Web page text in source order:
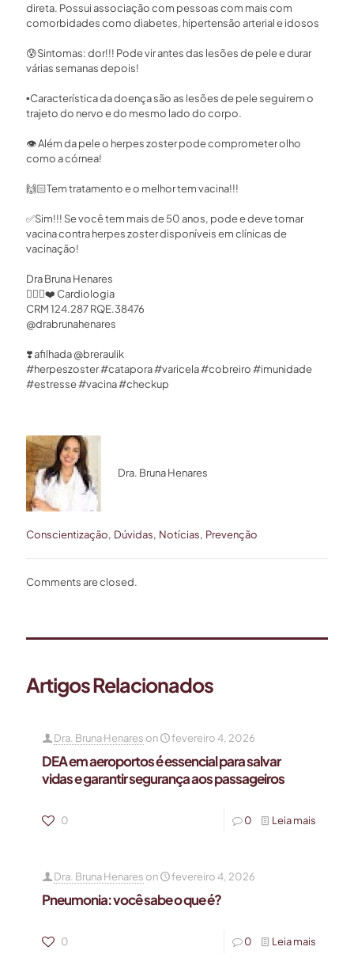
direta. Possui associação com pessoas com mais com
comorbidades como diabetes, hipertensão arterial e idosos⁣
😰Sintomas: dor!!! Pode vir antes das lesões de pele e durar
várias semanas depois!⁣
▪️Característica da doença são as lesões de pele seguirem o
trajeto do nervo e do mesmo lado do corpo. ⁣
👁 Além da pele o herpes zoster pode comprometer olho
como a córnea!⁣
🙌🏻Tem tratamento e o melhor tem vacina!!!⁣
✅Sim!!! Se você tem mais de 50 anos, pode e deve tomar
vacina contra herpes zoster disponíveis em clínicas de
vacinação!⁣
Dra Bruna Henares⁣⁣
👩🏻‍⚕️❤️ Cardiologia ⁣⁣
CRM 124.287 RQE.38476 ⁣⁣
@drabrunahenares ⁣
❣️ afilhada @breraulik ⁣
#herpeszoster #catapora #varicela #cobreiro #imunidade
#estresse #vacina #checkup
Dra. Bruna Henares
Conscientização Dúvidas Notícias Prevenção
Comments are closed.
Artigos Relacionados
Dra. Bruna Henares on fevereiro 4, 2026
DEA em aeroportos é essencial para salvar
vidas e garantir segurança aos passageiros
0 0 Leia mais
Dra. Bruna Henares on fevereiro 4, 2026
Pneumonia: você sabe o que é?
0 0 Leia mais